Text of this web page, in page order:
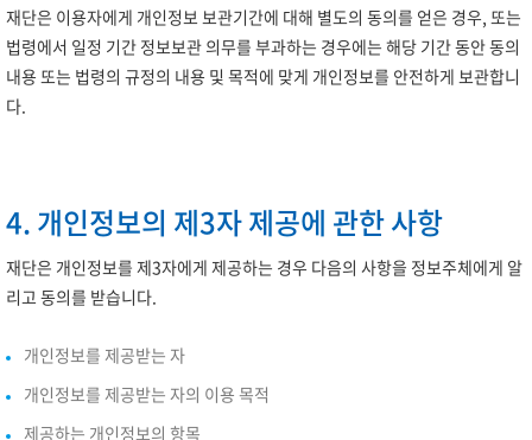
재단은 이용자에게 개인정보 보관기간에 대해 별도의 동의를 얻은 경우, 또는
법령에서 일정 기간 정보보관 의무를 부과하는 경우에는 해당 기간 동안 동의
내용 또는 법령의 규정의 내용 및 목적에 맞게 개인정보를 안전하게 보관합니
다.
4. 개인정보의 제3자 제공에 관한 사항
재단은 개인정보를 제3자에게 제공하는 경우 다음의 사항을 정보주체에게 알
리고 동의를 받습니다.
개인정보를 제공받는 자
개인정보를 제공받는 자의 이용 목적
제공하는 개인정보의 항목